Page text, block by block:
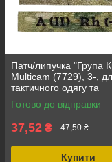
Патч/липучка "Група
Multicam (7729), 3-,
тактичного одягу та
спорядження, розмір
2.5см
Готово до відправки
37,52 ₴ 47,50 ₴
Купити